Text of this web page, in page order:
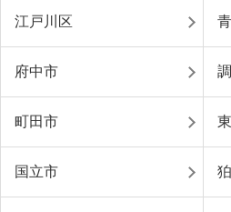
江戸川区
府中市
町田市
国立市